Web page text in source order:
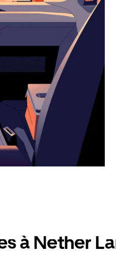
à Nether